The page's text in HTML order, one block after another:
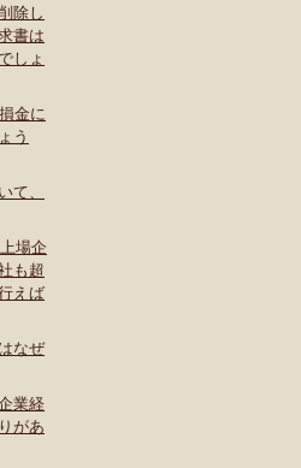
除し
書は
しょ
金に
う
て、
場企
も超
えば
なぜ
業経
があ